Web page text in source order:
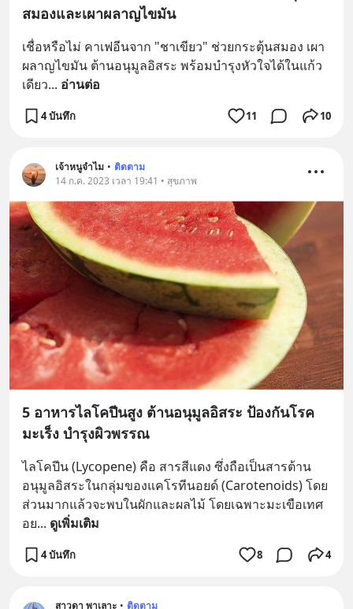
สมองและเผาผลาญไขมัน
เชื่อหรือไม่ คาเฟอีนจาก "ชาเขียว" ช่วยกระตุ้นสมอง เผา
ผลาญไขมัน ต้านอนุมูลอิสระ พร้อมบำรุงหัวใจได้ในแก้ว
เดียว... อ่านต่อ
4 บันทึก 11 10
เจ้าหนูจำไม • ติดตาม
14 ก.ค. 2023 เวลา 19:41 • สุขภาพ
5 อาหารไลโคปีนสูง ต้านอนุมูลอิสระ ป้องกันโรค
มะเร็ง บำรุงผิวพรรณ
ไลโคปีน (Lycopene) คือ สารสีแดง ซึ่งถือเป็นสารต้าน
อนุมูลอิสระในกลุ่มของแคโรทีนอยด์ (Carotenoids) โดย
ส่วนมากแล้วจะพบในผักและผลไม้ โดยเฉพาะมะเขือเทศ
อย... ดูเพิ่มเติม
4 บันทึก 8 4
สาวดา พาเลาะ • ติดตาม